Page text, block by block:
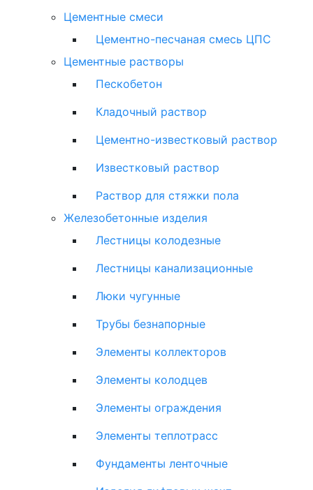
Цементные смеси
Цементно-песчаная смесь ЦПС
Цементные растворы
Пескобетон
Кладочный раствор
Цементно-известковый раствор
Известковый раствор
Раствор для стяжки пола
Железобетонные изделия
Лестницы колодезные
Лестницы канализационные
Люки чугунные
Трубы безнапорные
Элементы коллекторов
Элементы колодцев
Элементы ограждения
Элементы теплотрасс
Фундаменты ленточные